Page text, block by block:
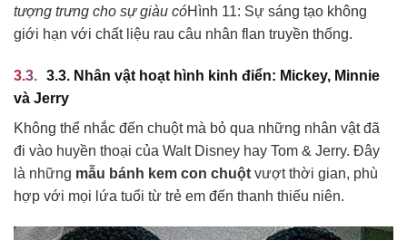
tượng trưng cho sự giàu cóHình 11: Sự sáng tạo không
giới hạn với chất liệu rau câu nhân flan truyền thống.
3.3. Nhân vật hoạt hình kinh điển: Mickey, Minnie
và Jerry
Không thể nhắc đến chuột mà bỏ qua những nhân vật đã
đi vào huyền thoại của Walt Disney hay Tom & Jerry. Đây
là những mẫu bánh kem con chuột vượt thời gian, phù
hợp với mọi lứa tuổi từ trẻ em đến thanh thiếu niên.